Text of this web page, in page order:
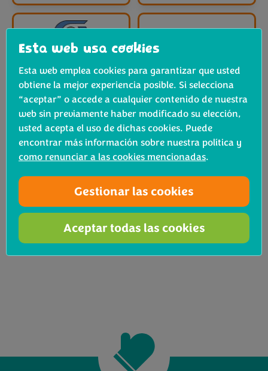
Esta web usa cookies
Esta web emplea cookies para garantizar que usted
obtiene la mejor experiencia posible. Si selecciona
“aceptar” o accede a cualquier contenido de nuestra
web sin previamente haber modificado su elección,
usted acepta el uso de dichas cookies. Puede
encontrar más información sobre nuestra política y
como renunciar a las cookies mencionadas.
Gestionar las cookies
Aceptar todas las cookies